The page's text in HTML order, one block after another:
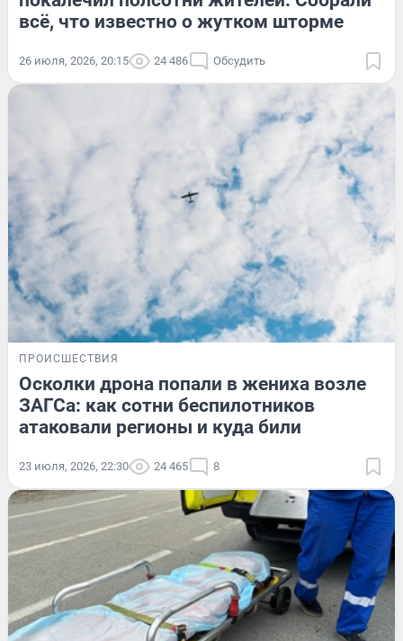
всё, что известно о жутком шторме
26 июля, 2026, 20:15 24 486 Обсудить
ПРОИСШЕСТВИЯ
Осколки дрона попали в жениха возле
ЗАГСа: как сотни беспилотников
атаковали регионы и куда били
23 июля, 2026, 22:30 24 465 8